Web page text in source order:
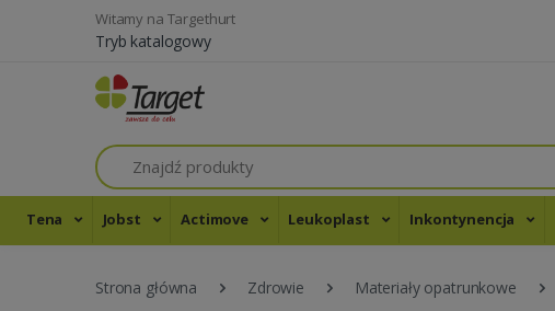
Witamy na Targethurt
Tryb katalogowy
Szukaj
Tena Jobst Actimove Leukoplast Inkontynencja
Strona główna Zdrowie Materiały opatrunkowe